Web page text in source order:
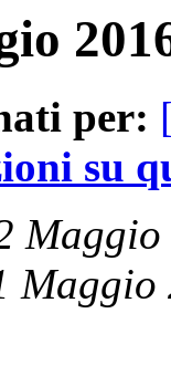
per:
su
Maggio